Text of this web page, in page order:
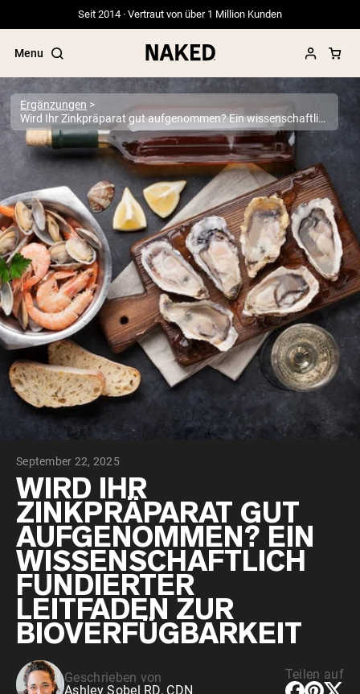
Seit 2014 · Vertraut von über 1 Million Kunden
Menu
Beliebte Suchbegriffe
”Protein Powder“
”Overnight Oats“
”Vegan protein“
”Collagen“
”Micellar Casein“
Ergänzungen
Wird Ihr Zinkpräparat gut aufgenommen? Ein wissenschaftlich fundierter Leitfaden zur Bioverfügbarkeit
September 22, 2025
WIRD IHR
ZINKPRÄPARAT GUT
AUFGENOMMEN? EIN
WISSENSCHAFTLICH
FUNDIERTER
LEITFADEN ZUR
BIOVERFÜGBARKEIT
Geschrieben von
Ashley Sobel RD, CDN
Teilen auf